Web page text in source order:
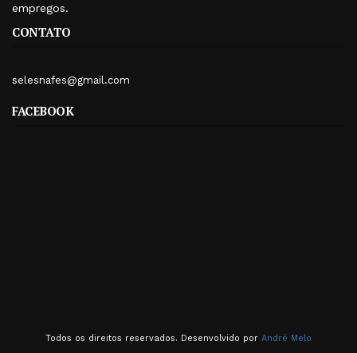
empregos.
CONTATO
selesnafes@gmail.com
FACEBOOK
Todos os direitos reservados. Desenvolvido por André Melo